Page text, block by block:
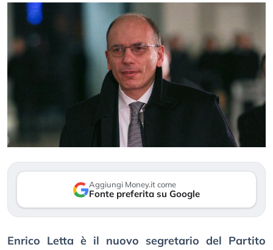
Aggiungi Money.it come
Fonte preferita su Google
Enrico Letta è il nuovo segretario del Partito